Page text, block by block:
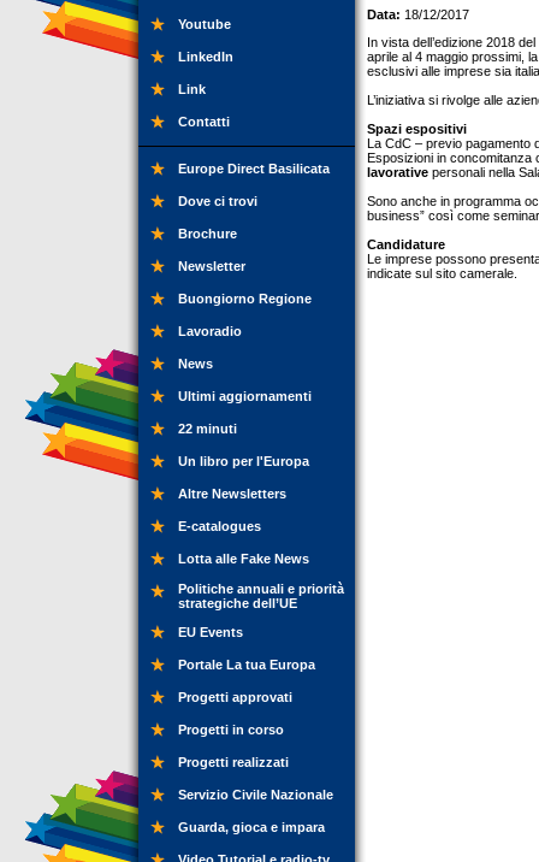
Youtube
LinkedIn
Link
Contatti
Europe Direct Basilicata
Dove ci trovi
Brochure
Newsletter
Buongiorno Regione
Lavoradio
News
Ultimi aggiornamenti
22 minuti
Un libro per l'Europa
Altre Newsletters
E-catalogues
Lotta alle Fake News
Politiche annuali e priorità
strategiche dell’UE
EU Events
Portale La tua Europa
Progetti approvati
Progetti in corso
Progetti realizzati
Servizio Civile Nazionale
Guarda, gioca e impara
Data: 18/12/2017
In vista dell’edizione 2018 del
aprile al 4 maggio prossimi,
esclusivi alle imprese sia
L’iniziativa si rivolge alle
Spazi espositivi
La CdC – previo pagamento
Esposizioni in concomitanza
lavorative personali nella
Sono anche in programma
business” così come
Candidature
Le imprese possono
indicate sul sito camerale.